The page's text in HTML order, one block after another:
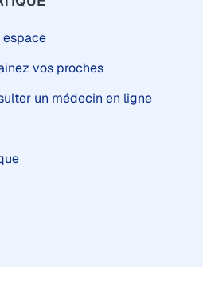
espace
vos proches
un médecin en ligne